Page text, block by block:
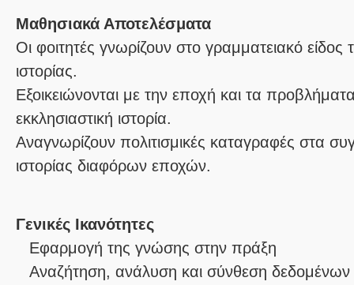
Μαθησιακά Αποτελέσματα
Οι φοιτητές γνωρίζουν στο γραμματειακό είδος
ιστορίας.
Εξοικειώνονται με την εποχή και τα
εκκλησιαστική ιστορία.
Αναγνωρίζουν πολιτισμικές καταγραφές στα
ιστορίας διαφόρων εποχών.
Γενικές Ικανότητες
Εφαρμογή της γνώσης στην πράξη
Αναζήτηση, ανάλυση και σύνθεση